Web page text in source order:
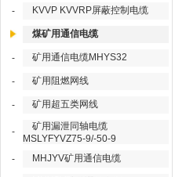
- KVVP KVVRP屏蔽控制电缆
煤矿用通信电缆
- 矿用通信电缆MHYS32
- 矿用阻燃网线
- 矿用超五类网线
-
矿用漏泄同轴电缆
MSLYFYVZ75-9/-50-9
-
MHJYV矿用通信电缆